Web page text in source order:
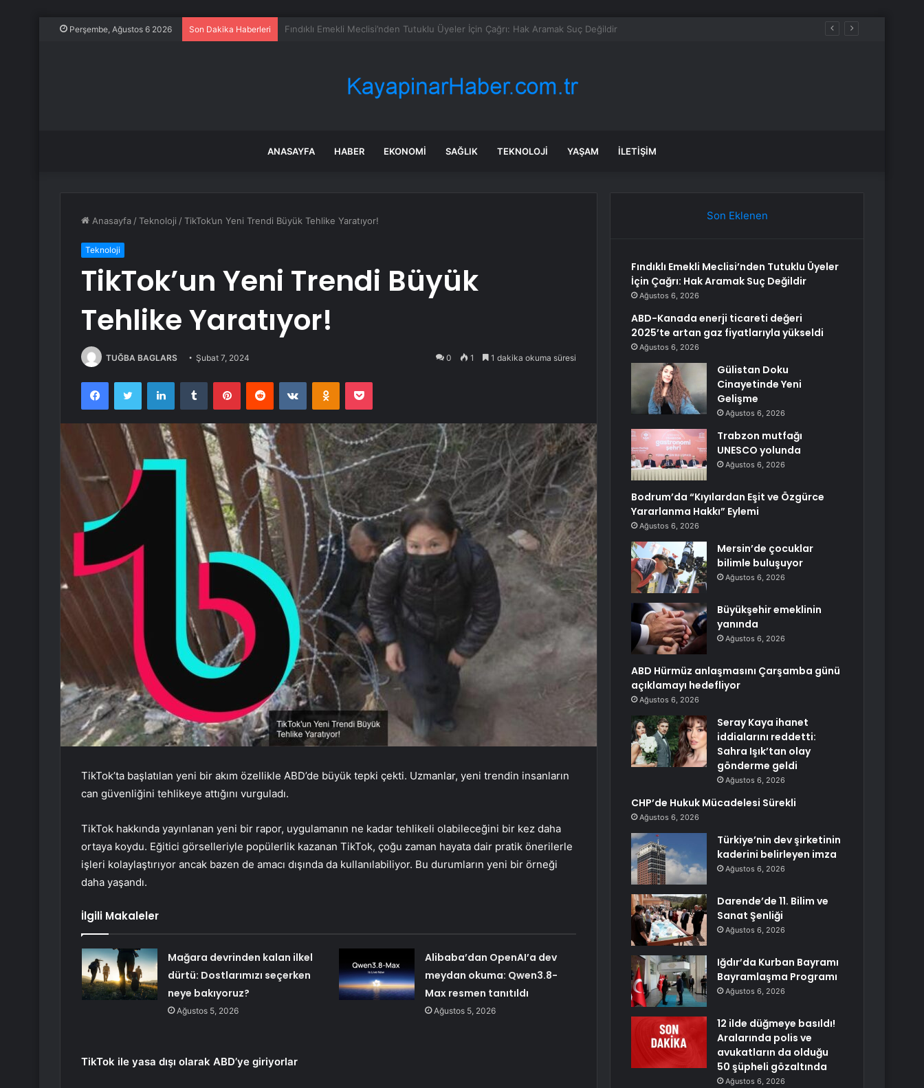
Perşembe, Ağustos 6 2026 Son Dakika Haberleri ABD-Kanada enerji ticareti değeri 2025’te artan gaz fiyatlarıyla yükseldi
ANASAYFA HABER EKONOMI SAĞLIK TEKNOLOJI YAŞAM İLETIŞIM
Anasayfa /Teknoloji /TikTok’un Yeni Trendi Büyük Tehlike Yaratıyor!
Teknoloji
TikTok’un Yeni Trendi Büyük
Tehlike Yaratıyor!
TUĞBA BAGLARS Şubat 7, 2024 0 1 1 dakika okuma süresi
FacebookTwitter LinkedInTumblr PinterestReddit VKontakteOdnoklassniki
Pocket
TikTok’ta başlatılan yeni bir akım özellikle ABD’de büyük tepki çekti. Uzmanlar, yeni trendin insanların
can güvenliğini tehlikeye attığını vurguladı.
TikTok hakkında yayınlanan yeni bir rapor, uygulamanın ne kadar tehlikeli olabileceğini bir kez daha
ortaya koydu. Eğitici görselleriyle popülerlik kazanan TikTok, çoğu zaman hayata dair pratik önerilerle
işleri kolaylaştırıyor ancak bazen de amacı dışında da kullanılabiliyor. Bu durumların yeni bir örneği
daha yaşandı.
İlgili Makaleler
Mağara devrinden kalan ilkel
dürtü: Dostlarımızı seçerken
neye bakıyoruz?
Ağustos 5, 2026
Alibaba’dan OpenAI’a dev
meydan okuma: Qwen3.8-
Max resmen tanıtıldı
Ağustos 5, 2026
TikTok ile yasa dışı olarak ABD’ye giriyorlar
Son Eklenen
Fındıklı Emekli Meclisi’nden Tutuklu Üyeler
İçin Çağrı: Hak Aramak Suç Değildir
Ağustos 6, 2026
ABD-Kanada enerji ticareti değeri
2025’te artan gaz fiyatlarıyla yükseldi
Ağustos 6, 2026
Gülistan Doku
Cinayetinde Yeni
Gelişme
Ağustos 6, 2026
Trabzon mutfağı
UNESCO yolunda
Ağustos 6, 2026
Bodrum’da “Kıyılardan Eşit ve Özgürce
Yararlanma Hakkı” Eylemi
Ağustos 6, 2026
Mersin’de çocuklar
bilimle buluşuyor
Ağustos 6, 2026
Büyükşehir emeklinin
yanında
Ağustos 6, 2026
ABD Hürmüz anlaşmasını Çarşamba günü
açıklamayı hedefliyor
Ağustos 6, 2026
Seray Kaya ihanet
iddialarını reddetti:
Sahra Işık’tan olay
gönderme geldi
Ağustos 6, 2026
CHP’de Hukuk Mücadelesi Sürekli
Ağustos 6, 2026
Türkiye’nin dev şirketinin
kaderini belirleyen imza
Ağustos 6, 2026
Darende’de 11. Bilim ve
Sanat Şenliği
Ağustos 6, 2026
Iğdır’da Kurban Bayramı
Bayramlaşma Programı
Ağustos 6, 2026
12 ilde düğmeye basıldı!
Aralarında polis ve
avukatların da olduğu
50 şüpheli gözaltında
Ağustos 6, 2026